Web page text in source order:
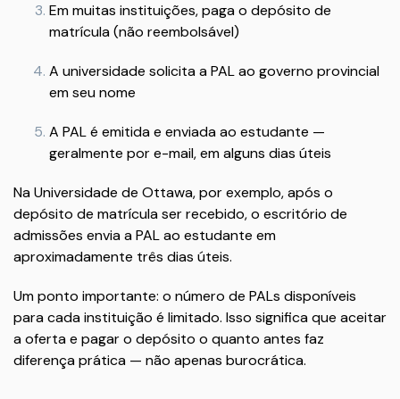
Em muitas instituições, paga o depósito de
matrícula (não reembolsável)
A universidade solicita a PAL ao governo provincial
em seu nome
A PAL é emitida e enviada ao estudante —
geralmente por e-mail, em alguns dias úteis
Na Universidade de Ottawa, por exemplo, após o
depósito de matrícula ser recebido, o escritório de
admissões envia a PAL ao estudante em
aproximadamente três dias úteis.
Um ponto importante: o número de PALs disponíveis
para cada instituição é limitado. Isso significa que aceitar
a oferta e pagar o depósito o quanto antes faz
diferença prática — não apenas burocrática.